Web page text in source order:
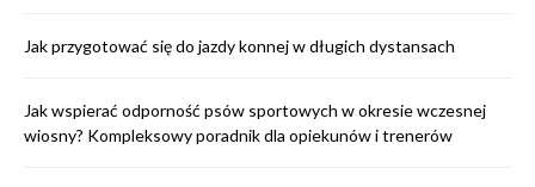
Jak przygotować się do jazdy konnej w długich dystansach
Jak wspierać odporność psów sportowych w okresie wczesnej
wiosny? Kompleksowy poradnik dla opiekunów i trenerów